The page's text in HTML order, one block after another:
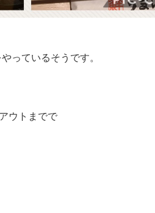
っているそうです。
ウトまでで